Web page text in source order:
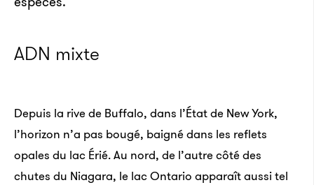
ADN mixte
Depuis la rive de Buffalo, dans l’État de New York,
l’horizon n’a pas bougé, baigné dans les reflets
opales du lac Érié. Au nord, de l’autre côté des
chutes du Niagara, le lac Ontario apparaît aussi tel